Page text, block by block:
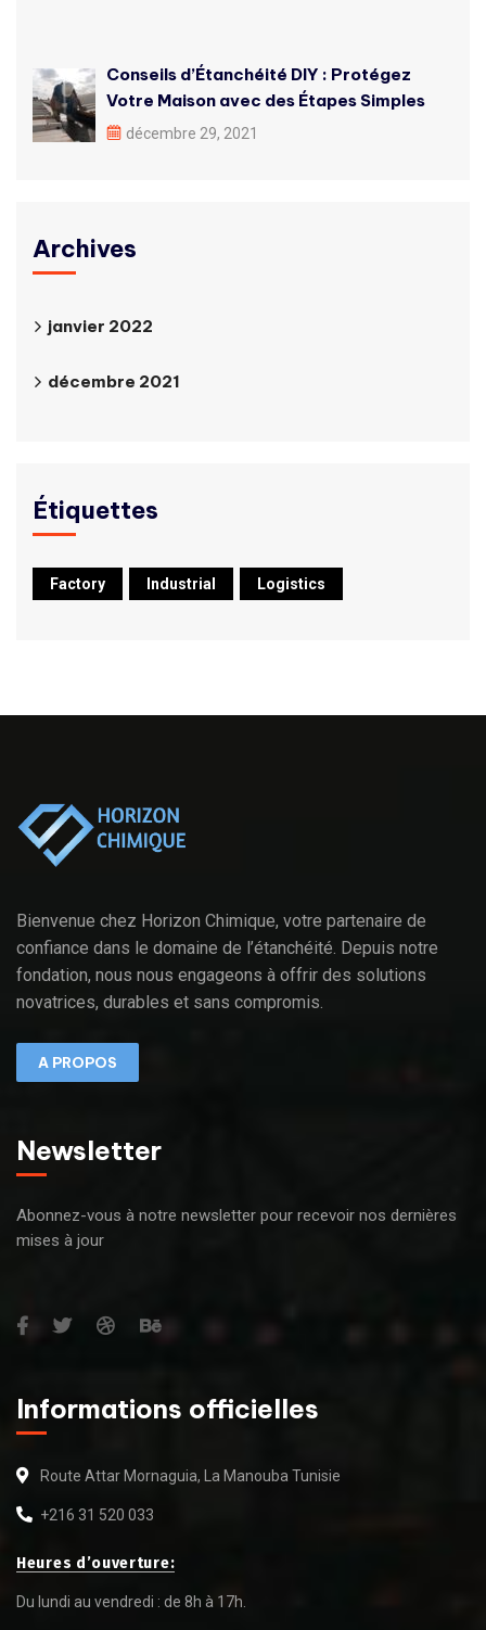
Conseils d’Étanchéité DIY : Protégez
Votre Maison avec des Étapes Simples
décembre 29, 2021
Archives
janvier 2022
décembre 2021
Étiquettes
Factory Industrial Logistics
Bienvenue chez Horizon Chimique, votre partenaire de
confiance dans le domaine de l’étanchéité. Depuis notre
fondation, nous nous engageons à offrir des solutions
novatrices, durables et sans compromis.
A PROPOS
Newsletter
Abonnez-vous à notre newsletter pour recevoir nos dernières
mises à jour
Informations officielles
Route Attar Mornaguia, La Manouba Tunisie
+216 31 520 033
Heures d’ouverture:
Du lundi au vendredi : de 8h à 17h.